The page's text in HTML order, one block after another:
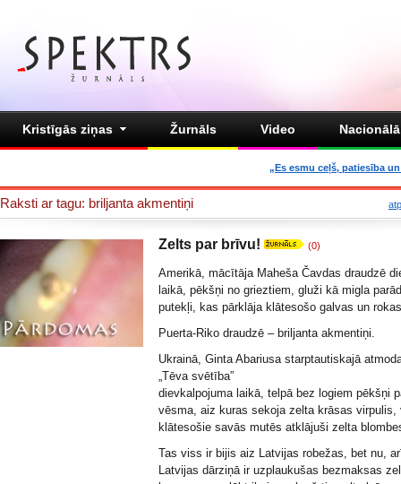
Kristīgās ziņas Žurnāls Video
„Es esmu ceļš, patiesība
Raksti ar tagu: briljanta akmentiņi
Zelts par brīvu! (0)
Amerikā, mācītāja Maheša Čavdas draudzē
laikā, pēkšņi no grieztiem, gluži kā migla
putekļi, kas pārklāja klātesošo galvas un
Puerta-Riko draudzē – briljanta akmentiņi.
Ukrainā, Ginta Abariusa starptautiskajā
„Tēva svētība”
dievkalpojuma laikā, telpā bez logiem pēkšņi
vēsma, aiz kuras sekoja zelta krāsas virpulis,
klātesošie savās mutēs atklājuši zelta
Tas viss ir bijis aiz Latvijas robežas, bet nu,
Latvijas dārziņā ir uzplaukušas bezmaksas